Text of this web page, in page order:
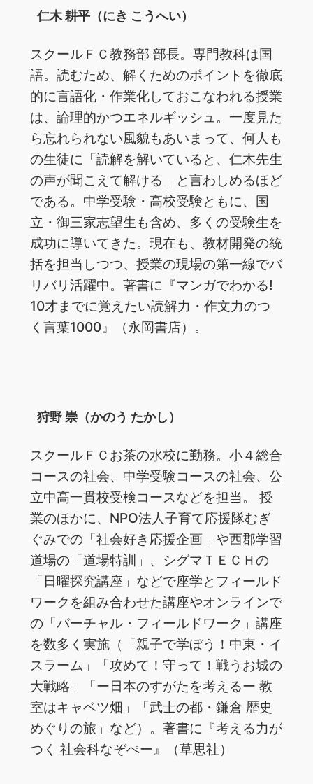
仁木 耕平（にき こうへい）
スクールＦＣ教務部 部長。専門教科は国
語。読むため、解くためのポイントを徹底
的に言語化・作業化しておこなわれる授業
は、論理的かつエネルギッシュ。一度見た
ら忘れられない風貌もあいまって、何人も
の生徒に「読解を解いていると、仁木先生
の声が聞こえて解ける」と言わしめるほど
である。中学受験・高校受験ともに、国
立・御三家志望生も含め、多くの受験生を
成功に導いてきた。現在も、教材開発の統
括を担当しつつ、授業の現場の第一線でバ
リバリ活躍中。著書に『マンガでわかる!
10才までに覚えたい読解力・作文力のつ
く言葉1000』（永岡書店）。
狩野 崇（かのう たかし）
スクールＦＣお茶の水校に勤務。小４総合
コースの社会、中学受験コースの社会、公
立中高一貫校受検コースなどを担当。 授
業のほかに、NPO法人子育て応援隊むぎ
ぐみでの「社会好き応援企画」や西郡学習
道場の「道場特訓」、シグマＴＥＣＨの
「日曜探究講座」などで座学とフィールド
ワークを組み合わせた講座やオンラインで
の「バーチャル・フィールドワーク」講座
を数多く実施（「親子で学ぼう！中東・イ
スラーム」「攻めて！守って！戦うお城の
大戦略」「ー日本のすがたを考えるー 教
室はキャベツ畑」「武士の都・鎌倉 歴史
めぐりの旅」など）。著書に『考える力が
つく 社会科なぞぺー』（草思社）